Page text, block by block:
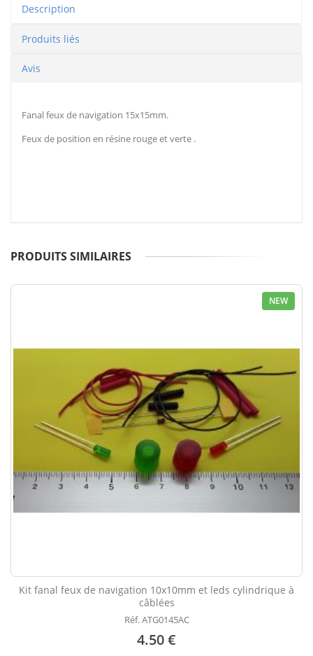
Description
Produits liés
Avis
Fanal feux de navigation 15x15mm.
Feux de position en résine rouge et verte .
PRODUITS SIMILAIRES
NEW
Kit fanal feux de navigation 10x10mm et leds cylindrique à
câblées
Réf. ATG0145AC
4.50 €